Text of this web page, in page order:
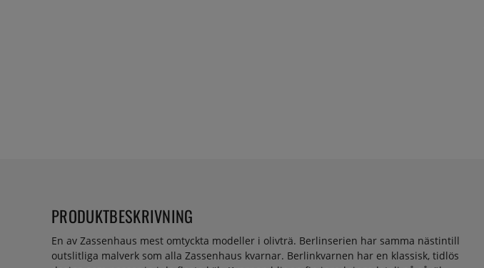
PRODUKTBESKRIVNING
En av Zassenhaus mest omtyckta modeller i olivträ. Berlinserien har samma nästintill
outslitliga malverk som alla Zassenhaus kvarnar. Berlinkvarnen har en klassisk, tidlös